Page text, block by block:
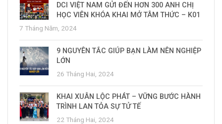
DCI VIỆT NAM GỬI ĐẾN HƠN 300 ANH CHỊ
HỌC VIÊN KHÓA KHAI MỞ TÂM THỨC – K01
7 Tháng Năm, 2024
9 NGUYÊN TẮC GIÚP BẠN LÀM NÊN NGHIỆP
LỚN
26 Tháng Hai, 2024
KHAI XUÂN LỘC PHÁT – VỮNG BƯỚC HÀNH
TRÌNH LAN TỎA SỰ TỬ TẾ
22 Tháng Hai, 2024